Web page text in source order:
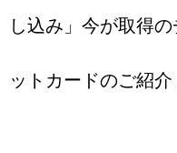
し込み」今が取得
ットカードのご紹介